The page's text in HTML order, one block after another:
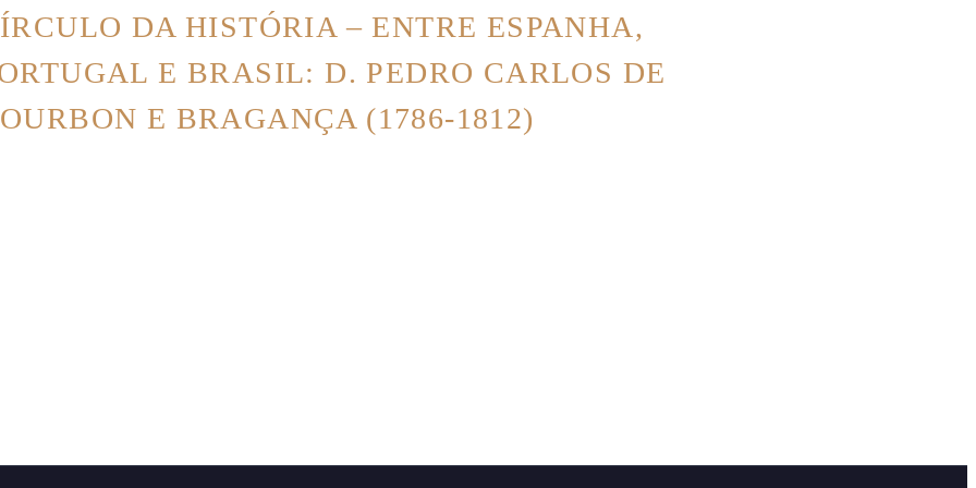
DA HISTÓRIA – ENTRE ESPANHA,
E BRASIL: D. PEDRO CARLOS DE
E BRAGANÇA (1786-1812)